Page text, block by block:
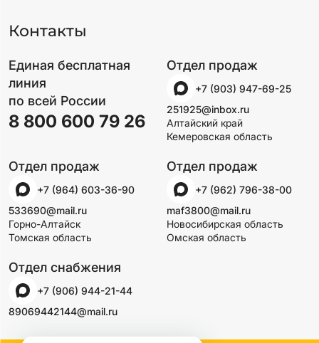
Контакты
Единая бесплатная
линия
по всей России
8 800 600 79 26
Отдел продаж
+7 (903) 947-69-25
251925@inbox.ru
Алтайский край
Кемеровская область
Отдел продаж
+7 (964) 603-36-90
533690@mail.ru
Горно-Алтайск
Томская область
Отдел продаж
+7 (962) 796-38-00
maf3800@mail.ru
Новосибирская область
Омская область
Отдел снабжения
+7 (906) 944-21-44
89069442144@mail.ru